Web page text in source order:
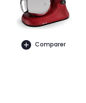
Comparer